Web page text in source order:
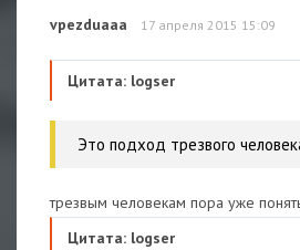
vpezduaaa 17 апреля 2015 15:09
Цитата: logser
Это подход трезвого
трезвым человекам пора уже
Цитата: logser